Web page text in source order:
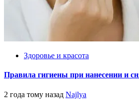
Здоровье и красота
Правила гигиены при нанесении и
2 года тому назад Najlya